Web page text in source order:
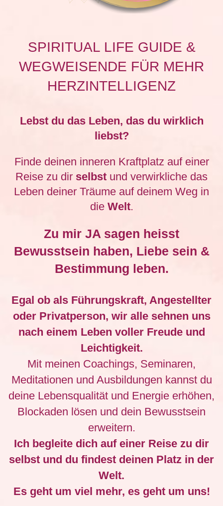
SPIRITUAL LIFE GUIDE &
WEGWEISENDE FÜR MEHR
HERZINTELLIGENZ
Lebst du das Leben, das du wirklich
liebst?
Finde deinen inneren Kraftplatz auf einer
Reise zu dir selbst und verwirkliche das
Leben deiner Träume auf deinem Weg in
die Welt.
Zu mir JA sagen heisst
Bewusstsein haben, Liebe sein &
Bestimmung leben.
Egal ob als Führungskraft, Angestellter
oder Privatperson, wir alle sehnen uns
nach einem Leben voller Freude und
Leichtigkeit.
Mit meinen Coachings, Seminaren,
Meditationen und Ausbildungen kannst du
deine Lebensqualität und Energie erhöhen,
Blockaden lösen und dein Bewusstsein
erweitern.
Ich begleite dich auf einer Reise zu dir
selbst und du findest deinen Platz in der
Welt.
Es geht um viel mehr, es geht um uns!